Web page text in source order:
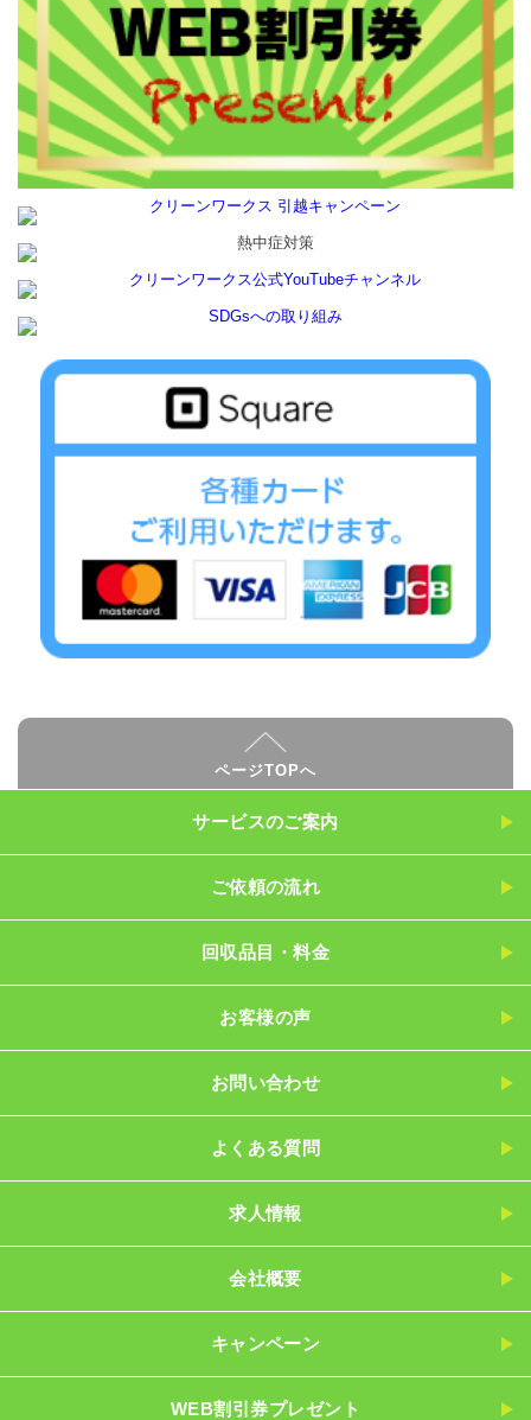
ページTOPへ
サービスのご案内
ご依頼の流れ
回収品目・料金
お客様の声
お問い合わせ
よくある質問
求人情報
会社概要
キャンペーン
WEB割引券プレゼント